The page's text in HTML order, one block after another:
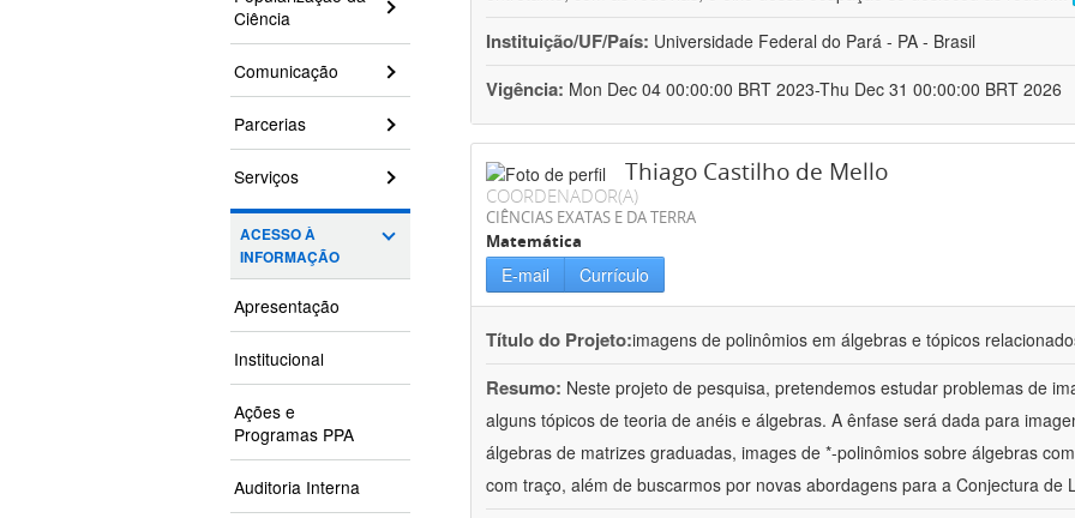
Ciência
Comunicação
Parcerias
Serviços
ACESSO À
INFORMAÇÃO
Apresentação
Institucional
Ações e
Programas PPA
Auditoria Interna
Instituição/UF/País: Universidade Federal do Pará - PA - Brasil
Vigência: Mon Dec 04 00:00:00 BRT 2023-Thu Dec 31 00:00:00 BRT 2026
Thiago Castilho de Mello
COORDENADOR(A)
CIÊNCIAS EXATAS E DA TERRA
Matemática
E-mail Currículo
Título do Projeto:imagens de polinômios em álgebras e tópicos
Resumo: Neste projeto de pesquisa, pretendemos estudar problemas de
alguns tópicos de teoria de anéis e álgebras. A ênfase será dada para
álgebras de matrizes graduadas, images de *-polinômios sobre álgebras
com traço, além de buscarmos por novas abordagens para a Conjectura de